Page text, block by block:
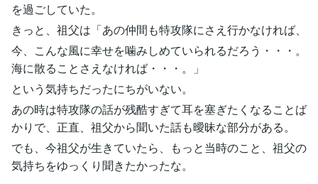
を過ごしていた。
きっと、祖父は「あの仲間も特攻隊にさえ行かなければ、
今、こんな風に幸せを噛みしめていられるだろう・・・。
海に散ることさえなければ・・・。」
という気持ちだったにちがいない。
あの時は特攻隊の話が残酷すぎて耳を塞ぎたくなることば
かりで、正直、祖父から聞いた話も曖昧な部分がある。
でも、今祖父が生きていたら、もっと当時のこと、祖父の
気持ちをゆっくり聞きたかったな。